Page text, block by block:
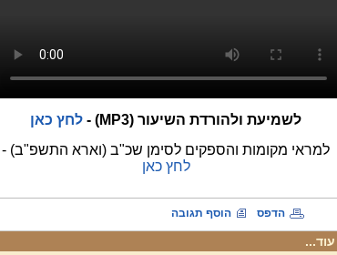
לשמיעת ולהורדת השיעור (MP3) - לחץ כאן
למראי מקומות והספקים לסימן שכ"ב (וארא התשפ"ב) -
לחץ כאן
הדפס הוסף תגובה
עוד...